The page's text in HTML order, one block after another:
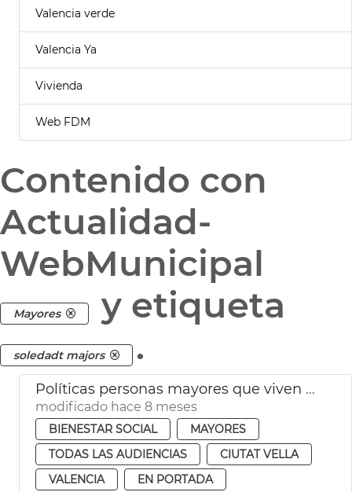
Valencia verde
Valencia Ya
Vivienda
Web FDM
Contenido con
Actualidad-
WebMunicipal
Mayores y etiqueta
soledadt majors .
Políticas personas mayores que viven a solas València
modificado hace 8 meses
BIENESTAR SOCIAL
MAYORES
TODAS LAS AUDIENCIAS
CIUTAT VELLA
VALENCIA
EN PORTADA